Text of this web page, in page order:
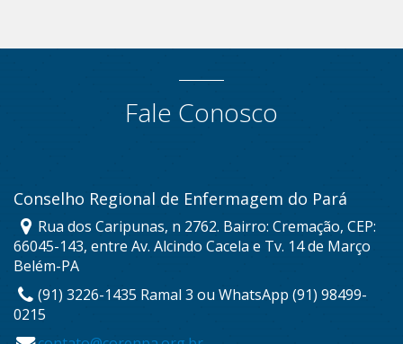
Fale Conosco
Conselho Regional de Enfermagem do Pará
Rua dos Caripunas, n 2762. Bairro: Cremação, CEP:
66045-143, entre Av. Alcindo Cacela e Tv. 14 de Março
Belém-PA
(91) 3226-1435 Ramal 3 ou WhatsApp (91) 98499-
0215